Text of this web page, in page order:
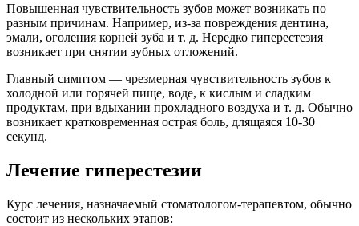
Повышенная чувствительность зубов может возникать по
разным причинам. Например, из-за повреждения дентина,
эмали, оголения корней зуба и т. д. Нередко гиперестезия
возникает при снятии зубных отложений.
Главный симптом — чрезмерная чувствительность зубов к
холодной или горячей пище, воде, к кислым и сладким
продуктам, при вдыхании прохладного воздуха и т. д. Обычно
возникает кратковременная острая боль, длящаяся 10-30
секунд.
Лечение гиперестезии
Курс лечения, назначаемый стоматологом-терапевтом, обычно
состоит из нескольких этапов: